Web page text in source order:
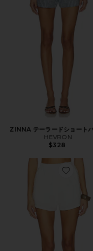
ZINNA テーラードショート
HEVRON
$328
Favorite